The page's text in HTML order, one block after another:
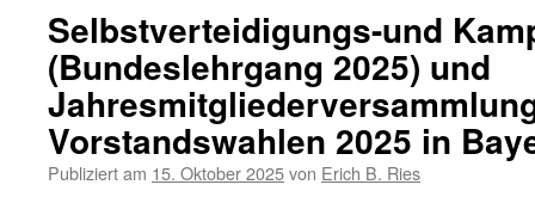
Selbstverteidigungs-und
(Bundeslehrgang 2025) und
Vorstandswahlen 2025 in
Publiziert am 15. Oktober 2025von Erich B. Ries